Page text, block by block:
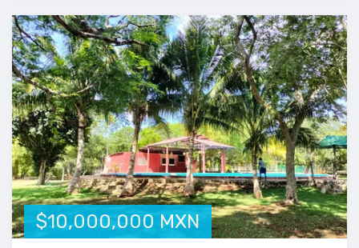
$10,000,000 MXN